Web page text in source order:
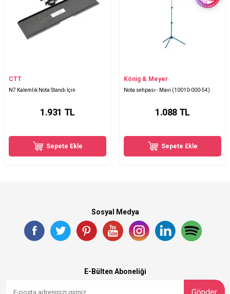
CTT
N7 Kalemlik Nota Standı İçin
1.931 TL
Sepete Ekle
König & Meyer
Nota sehpası - Mavi (10010-000-54)
1.088 TL
Sepete Ekle
Sosyal Medya
E-Bülten Aboneliği